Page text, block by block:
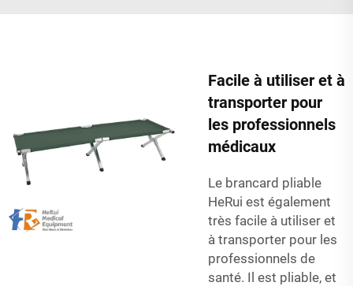
Facile à utiliser et à
transporter pour
les professionnels
médicaux
Le brancard pliable
HeRui est également
très facile à utiliser et
à transporter pour les
professionnels de
santé. Il est pliable, et